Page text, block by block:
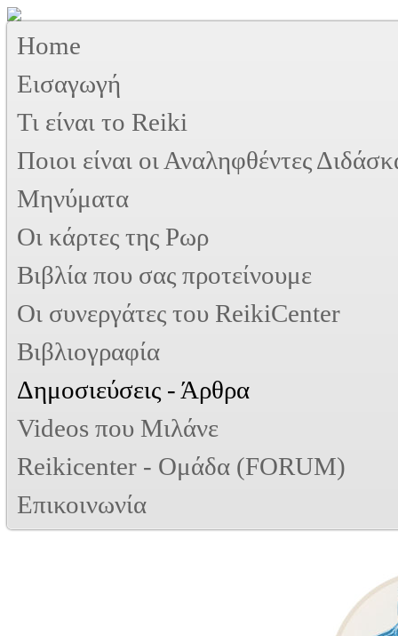
Home
Εισαγωγή
Τι είναι το Reiki
Ποιοι είναι οι Αναληφθέντες
Μηνύματα
Οι κάρτες της Ρωρ
Βιβλία που σας προτείνουμε
Oι συνεργάτες του ReikiCenter
Βιβλιογραφία
Δημοσιεύσεις - Άρθρα
Videos που Μιλάνε
Reikicenter - Ομάδα (FORUM)
Επικοινωνία